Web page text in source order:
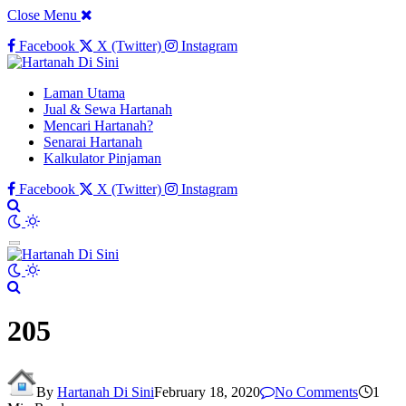
Close Menu
Facebook
X (Twitter) Instagram
Laman Utama
Jual & Sewa Hartanah
Mencari Hartanah?
Senarai Hartanah
Kalkulator Pinjaman
Facebook
X (Twitter) Instagram
205
By Hartanah Di SiniFebruary 18, 2020 No Comments
1